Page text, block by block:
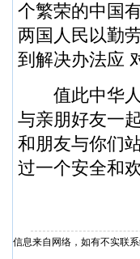
个繁荣的中国
两国人民以勤
到解决办法应
值此中华人
与亲朋好友一
和朋友与你们
过一个安全和
信息来自网络，如有不实联